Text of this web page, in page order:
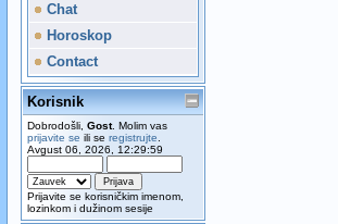
Chat
Horoskop
Contact
Korisnik
Dobrodošli, Gost. Molim vas
prijavite se ili se registrujte
Avgust 06, 2026, 12:29:59
Prijavite se korisničkim imenom,
lozinkom i dužinom sesije